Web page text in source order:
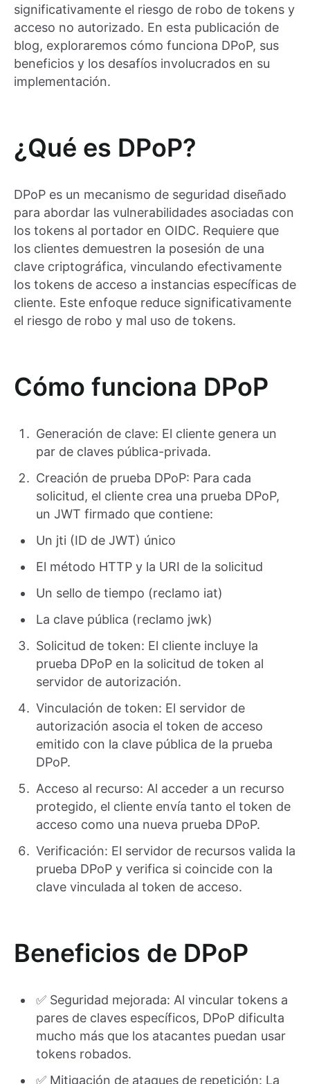
significativamente el riesgo de robo de tokens y
acceso no autorizado. En esta publicación de
blog, exploraremos cómo funciona DPoP, sus
beneficios y los desafíos involucrados en su
implementación.
¿Qué es DPoP?
DPoP es un mecanismo de seguridad diseñado
para abordar las vulnerabilidades asociadas con
los tokens al portador en OIDC. Requiere que
los clientes demuestren la posesión de una
clave criptográfica, vinculando efectivamente
los tokens de acceso a instancias específicas de
cliente. Este enfoque reduce significativamente
el riesgo de robo y mal uso de tokens.
Cómo funciona DPoP
Generación de clave: El cliente genera un
par de claves pública-privada.
Creación de prueba DPoP: Para cada
solicitud, el cliente crea una prueba DPoP,
un JWT firmado que contiene:
Un jti (ID de JWT) único
El método HTTP y la URI de la solicitud
Un sello de tiempo (reclamo iat)
La clave pública (reclamo jwk)
Solicitud de token: El cliente incluye la
prueba DPoP en la solicitud de token al
servidor de autorización.
Vinculación de token: El servidor de
autorización asocia el token de acceso
emitido con la clave pública de la prueba
DPoP.
Acceso al recurso: Al acceder a un recurso
protegido, el cliente envía tanto el token de
acceso como una nueva prueba DPoP.
Verificación: El servidor de recursos valida la
prueba DPoP y verifica si coincide con la
clave vinculada al token de acceso.
Beneficios de DPoP
✅ Seguridad mejorada: Al vincular tokens a
pares de claves específicos, DPoP dificulta
mucho más que los atacantes puedan usar
tokens robados.
✅ Mitigación de ataques de repetición: La